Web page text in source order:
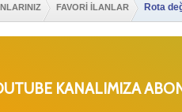
FAVORİ İLANLAR Rota
KANALIMIZA